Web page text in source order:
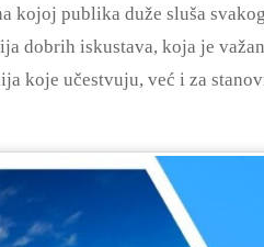
kojoj publika duže sluša
dobrih iskustava, koja je
koje učestvuju, već i za